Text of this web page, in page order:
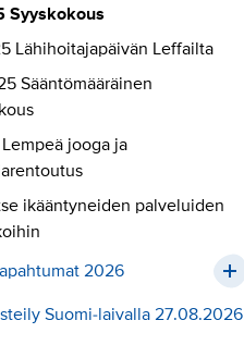
Syyskokous
Lähihoitajapäivän Leffailta
Sääntömääräinen
Lempeä jooga ja
ikääntyneiden palveluiden
2026
Suomi-laivalla 27.08.2026